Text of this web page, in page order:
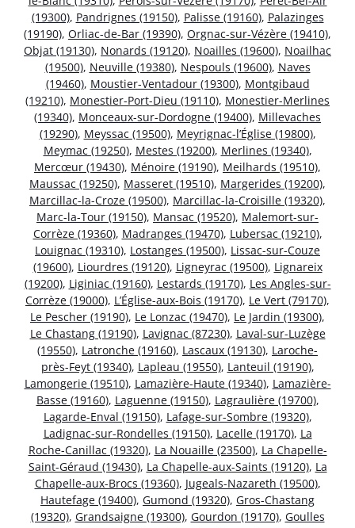
(19300), Pandrignes (19150), Palisse (19160), Palazinges
(19190), Orliac-de-Bar (19390), Orgnac-sur-Vézère (19410),
Objat (19130), Nonards (19120), Noailles (19600), Noailhac
(19500), Neuville (19380), Nespouls (19600), Naves
(19460), Moustier-Ventadour (19300), Montgibaud
(19210), Monestier-Port-Dieu (19110), Monestier-Merlines
(19340), Monceaux-sur-Dordogne (19400), Millevaches
(19290), Meyssac (19500), Meyrignac-l’Église (19800),
Meymac (19250), Mestes (19200), Merlines (19340),
Mercœur (19430), Ménoire (19190), Meilhards (19510),
Maussac (19250), Masseret (19510), Margerides (19200),
Marcillac-la-Croze (19500), Marcillac-la-Croisille (19320),
Marc-la-Tour (19150), Mansac (19520), Malemort-sur-
Corrèze (19360), Madranges (19470), Lubersac (19210),
Louignac (19310), Lostanges (19500), Lissac-sur-Couze
(19600), Liourdres (19120), Ligneyrac (19500), Lignareix
(19200), Liginiac (19160), Lestards (19170), Les Angles-sur-
Corrèze (19000), L’Église-aux-Bois (19170), Le Vert (79170),
Le Pescher (19190), Le Lonzac (19470), Le Jardin (19300),
Le Chastang (19190), Lavignac (87230), Laval-sur-Luzège
(19550), Latronche (19160), Lascaux (19130), Laroche-
près-Feyt (19340), Lapleau (19550), Lanteuil (19190),
Lamongerie (19510), Lamazière-Haute (19340), Lamazière-
Basse (19160), Laguenne (19150), Lagraulière (19700),
Lagarde-Enval (19150), Lafage-sur-Sombre (19320),
Ladignac-sur-Rondelles (19150), Lacelle (19170), La
Roche-Canillac (19320), La Nouaille (23500), La Chapelle-
Saint-Géraud (19430), La Chapelle-aux-Saints (19120), La
Chapelle-aux-Brocs (19360), Jugeals-Nazareth (19500),
Hautefage (19400), Gumond (19320), Gros-Chastang
(19320), Grandsaigne (19300), Gourdon (19170), Goulles